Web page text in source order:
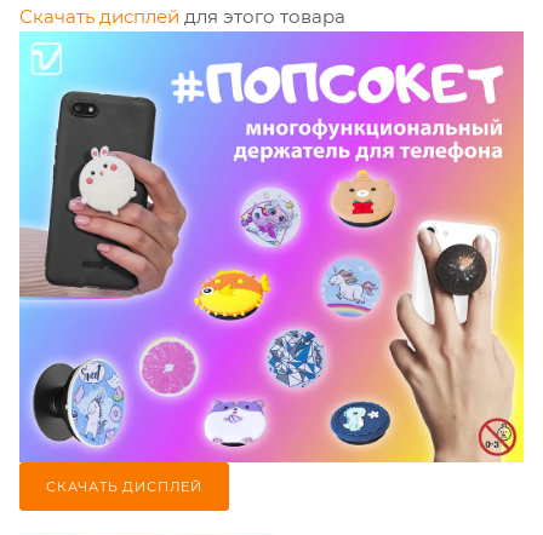
Скачать дисплей для этого товара
СКАЧАТЬ ДИСПЛЕЙ